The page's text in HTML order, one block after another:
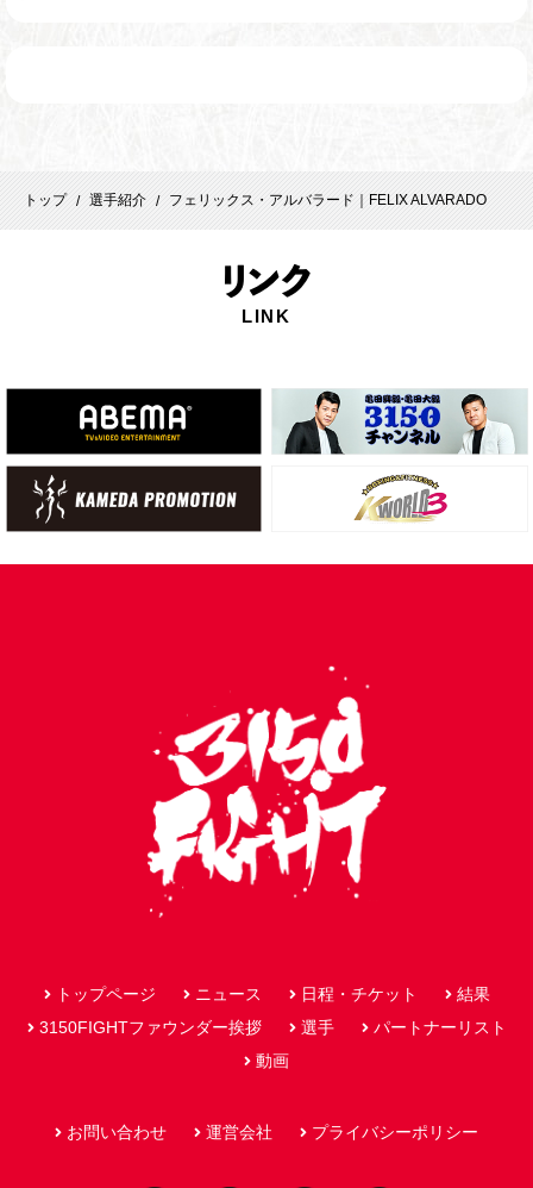
トップ / 選手紹介 / フェリックス・アルバラード｜FELIX ALVARADO
リンク
LINK
トップページ ニュース 日程・チケット
結果
3150FIGHTファウンダー挨拶
選手
パートナーリスト
動画
お問い合わせ 運営会社 プライバシーポリシー